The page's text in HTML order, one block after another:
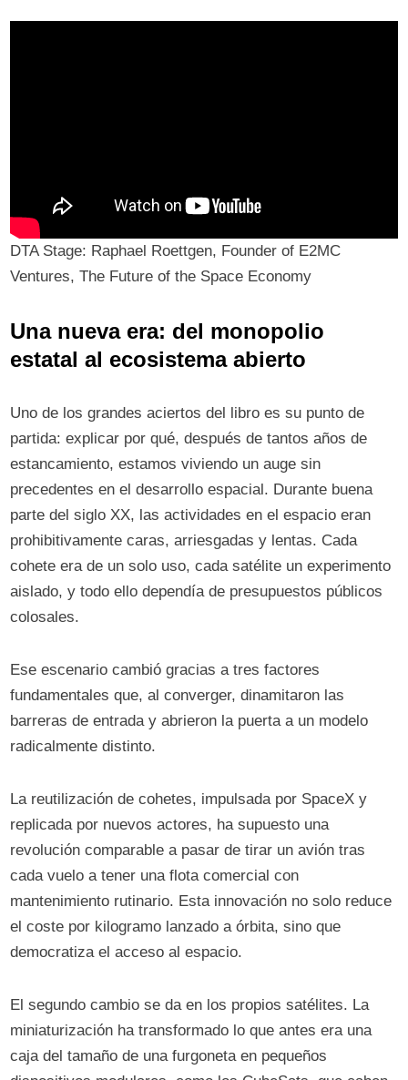
DTA Stage: Raphael Roettgen, Founder of E2MC
Ventures, The Future of the Space Economy
Una nueva era: del monopolio
estatal al ecosistema abierto
Uno de los grandes aciertos del libro es su punto de
partida: explicar por qué, después de tantos años de
estancamiento, estamos viviendo un auge sin
precedentes en el desarrollo espacial. Durante buena
parte del siglo XX, las actividades en el espacio eran
prohibitivamente caras, arriesgadas y lentas. Cada
cohete era de un solo uso, cada satélite un experimento
aislado, y todo ello dependía de presupuestos públicos
colosales.
Ese escenario cambió gracias a tres factores
fundamentales que, al converger, dinamitaron las
barreras de entrada y abrieron la puerta a un modelo
radicalmente distinto.
La reutilización de cohetes, impulsada por SpaceX y
replicada por nuevos actores, ha supuesto una
revolución comparable a pasar de tirar un avión tras
cada vuelo a tener una flota comercial con
mantenimiento rutinario. Esta innovación no solo reduce
el coste por kilogramo lanzado a órbita, sino que
democratiza el acceso al espacio.
El segundo cambio se da en los propios satélites. La
miniaturización ha transformado lo que antes era una
caja del tamaño de una furgoneta en pequeños